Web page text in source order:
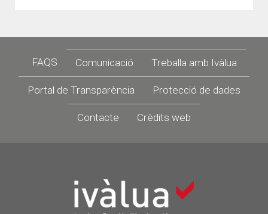
Footer
FAQS Comunicació Treballa amb Ivàlua
Portal de Transparència Protecció de dades
Contacte Crèdits web